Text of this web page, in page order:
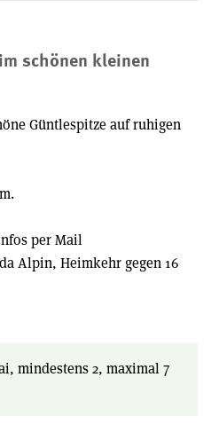
schönen kleinen
Güntlespitze auf ruhigen
per Mail
Alpin, Heimkehr gegen 16
mindestens 2, maximal 7